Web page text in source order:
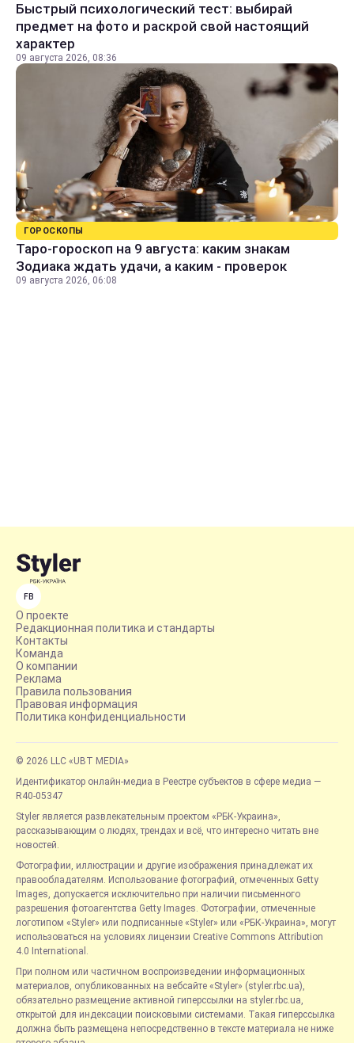
Быстрый психологический тест: выбирай
предмет на фото и раскрой свой настоящий
характер
09 августа 2026, 08:36
ГОРОСКОПЫ
Таро-гороскоп на 9 августа: каким знакам
Зодиака ждать удачи, а каким - проверок
09 августа 2026, 06:08
FB
О проекте
Редакционная политика и стандарты
Контакты
Команда
О компании
Реклама
Правила пользования
Правовая информация
Политика конфиденциальности
© 2026 LLC «UBT MEDIA»
Идентификатор онлайн-медиа в Реестре субъектов в сфере медиа —
R40-05347
Styler является развлекательным проектом «РБК-Украина»,
рассказывающим о людях, трендах и всё, что интересно читать вне
новостей.
Фотографии, иллюстрации и другие изображения принадлежат их
правообладателям. Использование фотографий, отмеченных Getty
Images, допускается исключительно при наличии письменного
разрешения фотоагентства Getty Images. Фотографии, отмеченные
логотипом «Styler» или подписанные «Styler» или «РБК-Украина», могут
использоваться на условиях лицензии Creative Commons Attribution
4.0 International.
При полном или частичном воспроизведении информационных
материалов, опубликованных на вебсайте «Styler» (styler.rbc.ua),
обязательно размещение активной гиперссылки на styler.rbc.ua,
открытой для индексации поисковыми системами. Такая гиперссылка
должна быть размещена непосредственно в тексте материала не ниже